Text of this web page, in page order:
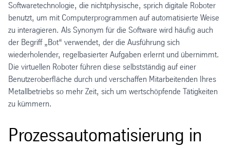
Softwaretechnologie, die nichtphysische, sprich digitale Roboter
benutzt, um mit Computerprogrammen auf automatisierte Weise
zu interagieren. Als Synonym für die Software wird häufig auch
der Begriff „Bot“ verwendet, der die Ausführung sich
wiederholender, regelbasierter Aufgaben erlernt und übernimmt.
Die virtuellen Roboter führen diese selbstständig auf einer
Benutzeroberfläche durch und verschaffen Mitarbeitenden Ihres
Metallbetriebs so mehr Zeit, sich um wertschöpfende Tätigkeiten
zu kümmern.
Prozessautomatisierung in